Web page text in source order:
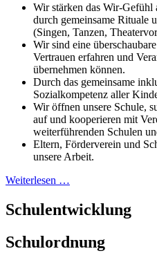
Wir stärken das Wir-
durch gemeinsame Rituale
(Singen, Tanzen,
Wir sind eine
Vertrauen erfahren und
übernehmen können.
Durch das gemeinsame
Sozialkompetenz aller
Wir öffnen unsere Schule,
auf und kooperieren mit
weiterführenden Schulen
Eltern, Förderverein und
unsere Arbeit.
Weiterlesen …
Schulentwicklung
Schulordnung